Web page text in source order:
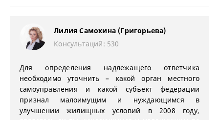
Лилия Самохина (Григорьева)
Консультаций: 530
Для определения надлежащего ответчика
необходимо уточнить – какой орган местного
самоуправления и какой субъект федерации
признал малоимущим и нуждающимся в
улучшении жилищных условий в 2008 году,